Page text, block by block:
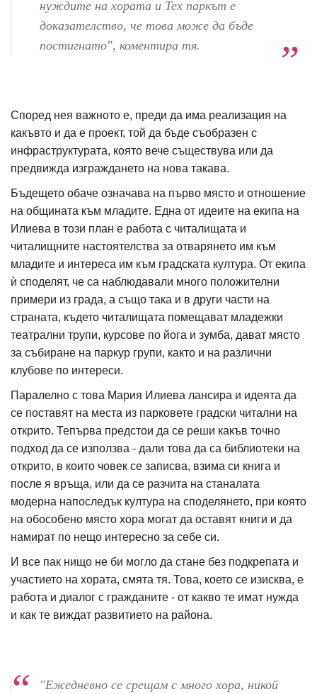
нуждите на хората и Тех паркът е
доказателство, че това може да бъде
постигнато", коментира тя.
Според нея важното е, преди да има реализация на
какъвто и да е проект, той да бъде съобразен с
инфраструктурата, която вече съществува или да
предвижда изграждането на нова такава.
Бъдещето обаче означава на първо място и отношение
на общината към младите. Една от идеите на екипа на
Илиева в този план е работа с читалищата и
читалищните настоятелства за отварянето им към
младите и интереса им към градската култура. От екипа
ѝ споделят, че са наблюдавали много положителни
примери из града, а също така и в други части на
страната, където читалищата помещават младежки
театрални трупи, курсове по йога и зумба, дават място
за събиране на паркур групи, както и на различни
клубове по интереси.
Паралелно с това Мария Илиева лансира и идеята да
се поставят на места из парковете градски читални на
открито. Тепърва предстои да се реши какъв точно
подход да се използва - дали това да са библиотеки на
открито, в които човек се записва, взима си книга и
после я връща, или да се разчита на станалата
модерна напоследък култура на споделянето, при която
на обособено място хора могат да оставят книги и да
намират по нещо интересно за себе си.
И все пак нищо не би могло да стане без подкрепата и
участието на хората, смята тя. Това, което се изисква, е
работа и диалог с гражданите - от какво те имат нужда
и как те виждат развитието на района.
"Ежедневно се срещам с много хора, никой